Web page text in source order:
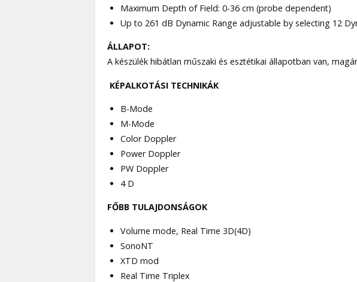
Maximum Depth of Field: 0-36 cm (probe dependent)
Up to 261 dB Dynamic Range adjustable by selecting 12
ÁLLAPOT:
A készülék hibátlan műszaki és esztétikai állapotban van,
KÉPALKOTÁSI TECHNIKÁK
B-Mode
M-Mode
Color Doppler
Power Doppler
PW Doppler
4 D
FŐBB TULAJDONSÁGOK
Volume mode, Real Time 3D(4D)
SonoNT
XTD mod
Real Time Triplex